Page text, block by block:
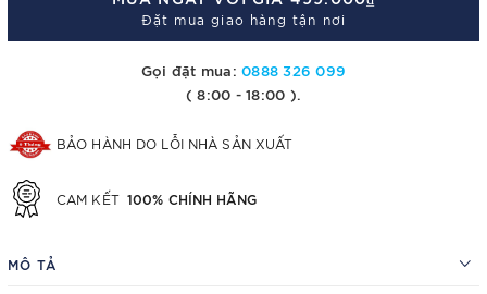
Đặt mua giao hàng tận nơi
Gọi đặt mua:0888 326 099
( 8:00 - 18:00 ).
BẢO HÀNH DO LỖI NHÀ SẢN XUẤT
CAM KẾT 100% CHÍNH HÃNG
MÔ TẢ